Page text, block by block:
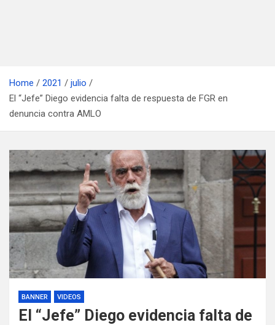
Home 2021
julio
El “Jefe” Diego evidencia falta de respuesta de FGR en
denuncia contra AMLO
BANNER VIDEOS
El “Jefe” Diego evidencia falta de